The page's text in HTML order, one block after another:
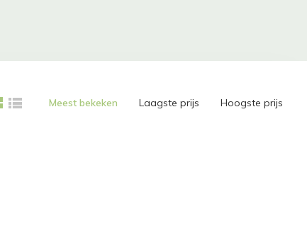
Meest bekeken Laagste prijs Hoogste prijs